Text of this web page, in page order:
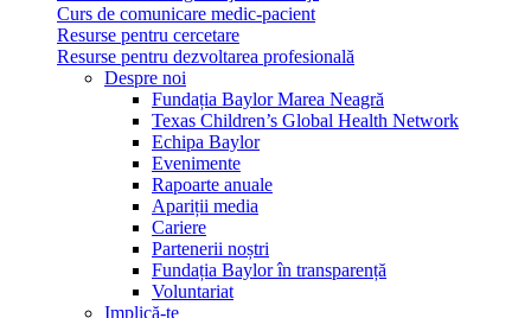
Curs de comunicare medic-pacient
Resurse pentru cercetare
Resurse pentru dezvoltarea profesională
Despre noi
Fundația Baylor Marea Neagră
Texas Children’s Global Health Network
Echipa Baylor
Evenimente
Rapoarte anuale
Apariții media
Cariere
Partenerii noștri
Fundația Baylor în transparență
Voluntariat
Implică-te